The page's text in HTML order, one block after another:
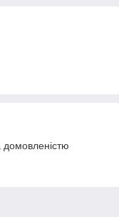
домовленістю